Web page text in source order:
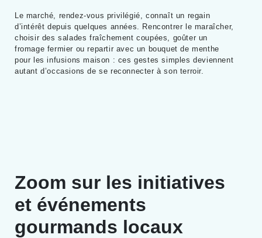
Le marché, rendez-vous privilégié, connaît un regain
d’intérêt depuis quelques années. Rencontrer le maraîcher,
choisir des salades fraîchement coupées, goûter un
fromage fermier ou repartir avec un bouquet de menthe
pour les infusions maison : ces gestes simples deviennent
autant d’occasions de se reconnecter à son terroir.
Zoom sur les initiatives
et événements
gourmands locaux